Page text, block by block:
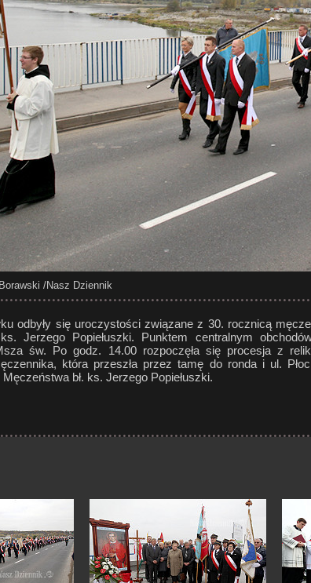
/Nasz Dziennik
odbyły się uroczystości związane z 30. rocznicą
Jerzego Popiełuszki. Punktem centralnym
św. Po godz. 14.00 rozpoczęła się procesja z
która przeszła przez tamę do ronda i ul.
bł. ks. Jerzego Popiełuszki.